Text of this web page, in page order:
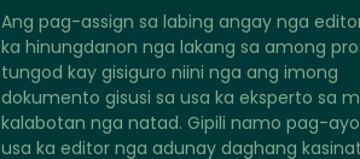
Ang pag-assign sa labing angay nga
ka hinungdanon nga lakang sa among
tungod kay gisiguro niini nga ang imong
dokumento gisusi sa usa ka eksperto sa
kalabotan nga natad. Gipili namo pag-
usa ka editor nga adunay daghang